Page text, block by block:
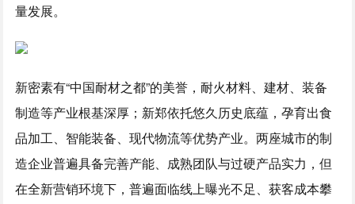
量发展。
新密素有“中国耐材之都”的美誉，耐火材料、建材、装备
制造等产业根基深厚；新郑依托悠久历史底蕴，孕育出食
品加工、智能装备、现代物流等优势产业。两座城市的制
造企业普遍具备完善产能、成熟团队与过硬产品实力，但
在全新营销环境下，普遍面临线上曝光不足、获客成本攀